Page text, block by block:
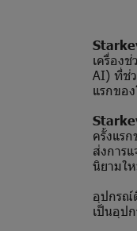
เครื่อง
AI) ที่ช่
แรกขอ
ครั้งแร
ส่งการ
นิยามใ
อุปกรณ์
เป็นอุป